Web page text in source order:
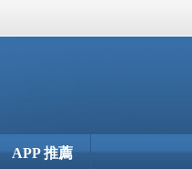
APP 推薦